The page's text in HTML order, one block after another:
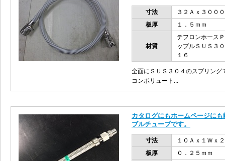
寸法
３２Ａｘ３００
板厚
１．５ｍｍ
材質
テフロンホース
ップルＳＵＳ３
１６
全面にＳＵＳ３０４のスプリン
コンボリュート...
カタログにもホームページに
ブルチューブです。
寸法
１０Ａｘ１Ｗｘ
板厚
０．２５ｍｍ